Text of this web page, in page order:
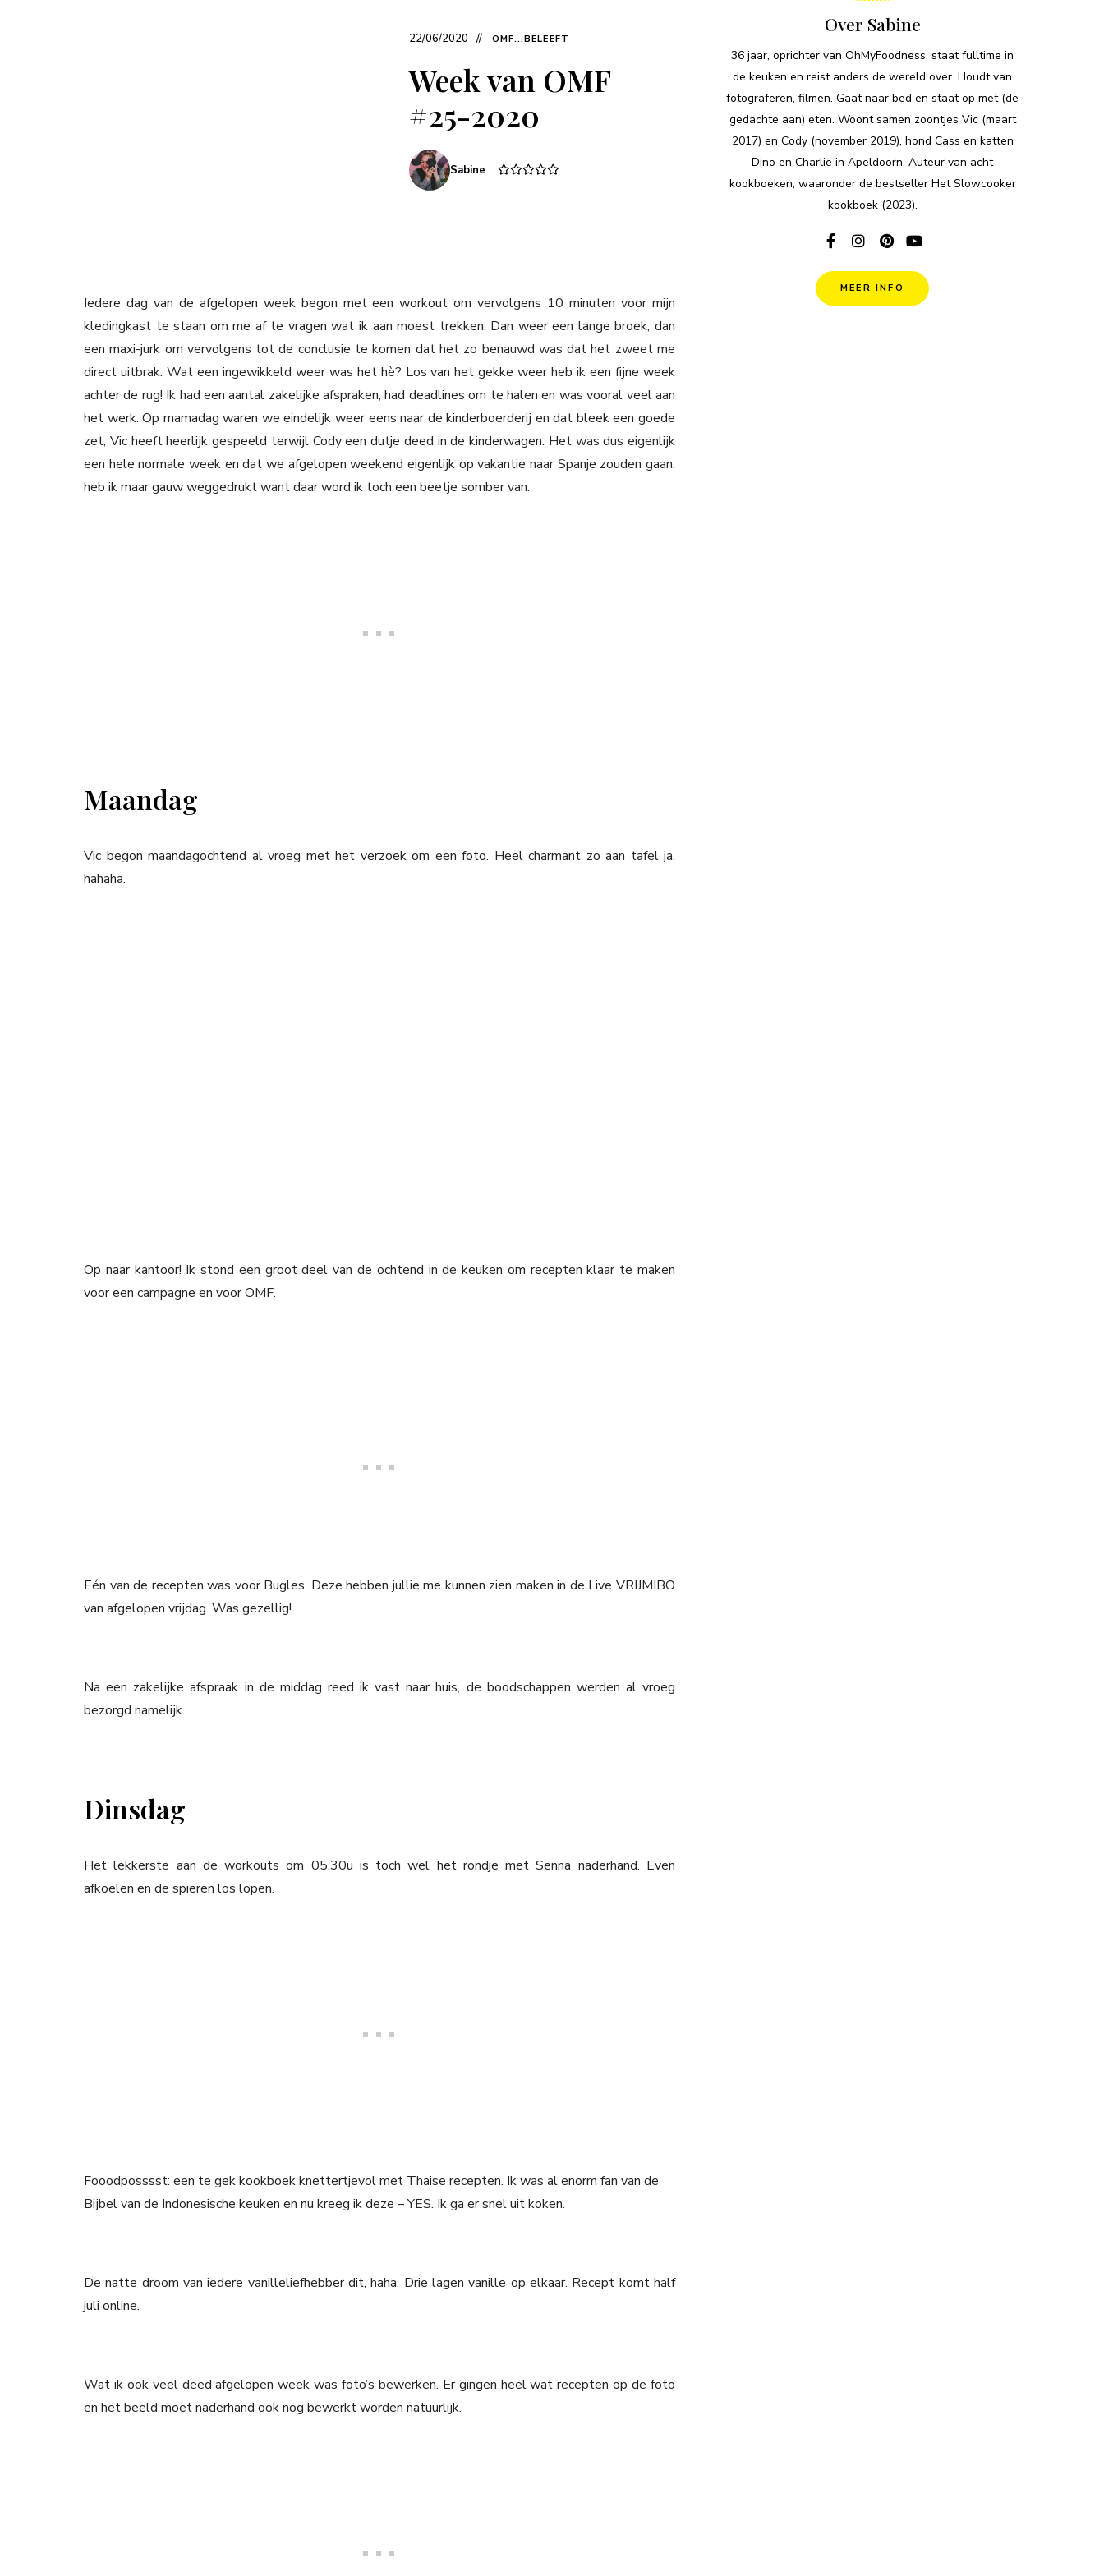
22/06/2020 OMF...BELEEFT
Week van OMF
#25-2020
Sabine
Iedere dag van de afgelopen week begon met een workout om vervolgens 10 minuten voor mijn
kledingkast te staan om me af te vragen wat ik aan moest trekken. Dan weer een lange broek, dan
een maxi-jurk om vervolgens tot de conclusie te komen dat het zo benauwd was dat het zweet me
direct uitbrak. Wat een ingewikkeld weer was het hè? Los van het gekke weer heb ik een fijne week
achter de rug! Ik had een aantal zakelijke afspraken, had deadlines om te halen en was vooral veel aan
het werk. Op mamadag waren we eindelijk weer eens naar de kinderboerderij en dat bleek een goede
zet, Vic heeft heerlijk gespeeld terwijl Cody een dutje deed in de kinderwagen. Het was dus eigenlijk
een hele normale week en dat we afgelopen weekend eigenlijk op vakantie naar Spanje zouden gaan,
heb ik maar gauw weggedrukt want daar word ik toch een beetje somber van.
Maandag
Vic begon maandagochtend al vroeg met het verzoek om een foto. Heel charmant zo aan tafel ja,
hahaha.
Op naar kantoor! Ik stond een groot deel van de ochtend in de keuken om recepten klaar te maken
voor een campagne en voor OMF.
Eén van de recepten was voor Bugles. Deze hebben jullie me kunnen zien maken in de Live VRIJMIBO
van afgelopen vrijdag. Was gezellig!
Na een zakelijke afspraak in de middag reed ik vast naar huis, de boodschappen werden al vroeg
bezorgd namelijk.
Dinsdag
Het lekkerste aan de workouts om 05.30u is toch wel het rondje met Senna naderhand. Even
afkoelen en de spieren los lopen.
Fooodposssst: een te gek kookboek knettertjevol met Thaise recepten. Ik was al enorm fan van de
Bijbel van de Indonesische keuken en nu kreeg ik deze – YES. Ik ga er snel uit koken.
De natte droom van iedere vanilleliefhebber dit, haha. Drie lagen vanille op elkaar. Recept komt half
juli online.
Wat ik ook veel deed afgelopen week was foto’s bewerken. Er gingen heel wat recepten op de foto
en het beeld moet naderhand ook nog bewerkt worden natuurlijk.
Over Sabine
36 jaar, oprichter van OhMyFoodness, staat fulltime in
de keuken en reist anders de wereld over. Houdt van
fotograferen, filmen. Gaat naar bed en staat op met (de
gedachte aan) eten. Woont samen zoontjes Vic (maart
2017) en Cody (november 2019), hond Cass en katten
Dino en Charlie in Apeldoorn. Auteur van acht
kookboeken, waaronder de bestseller Het Slowcooker
kookboek (2023).
MEER INFO